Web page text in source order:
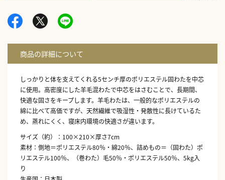
しっかりと体を支えてくれる5センチ厚のポリエステル固わたを中芯
に使用。高密度にした羊毛混わたで中芯をはさむことで、長期間、
快適な固さをキープします。羊毛わたは、一般的なポリエステルの
綿に比べて高価ですが、天然繊維で吸湿性・発散性に長けているた
め、蒸れにくく、寝床内環境の快適さが違います。
サイズ（約）：100×210×厚さ7cm
素材：側地＝ポリエステル80％・綿20％、詰めもの＝（固わた）ポ
リエステル100％、（巻わた）毛50％・ポリエステル50％、5kg入
り